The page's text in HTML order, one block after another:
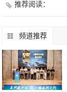
推荐阅读：
频道推荐